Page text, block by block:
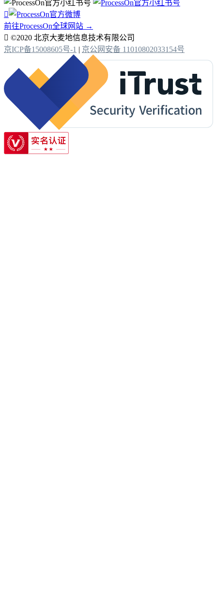

前往ProcessOn全球网站 →
 ©2020 北京大麦地信息技术有限公司
京ICP备15008605号-1 | 京公网安备 11010802033154号